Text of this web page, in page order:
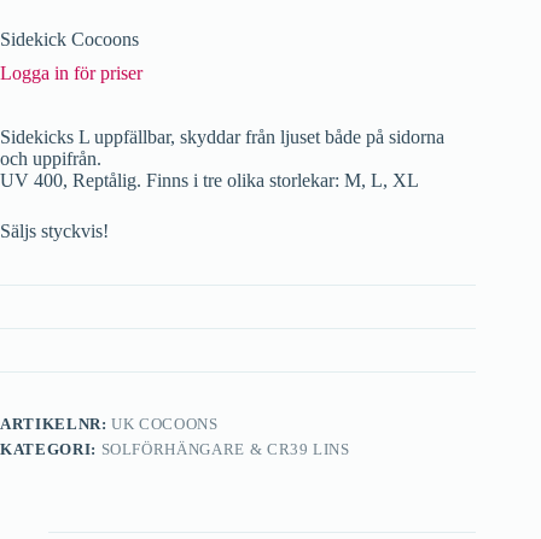
Sidekick Cocoons
Logga in för priser
Sidekicks L uppfällbar, skyddar från ljuset både på sidorna
och uppifrån.
UV 400, Reptålig. Finns i tre olika storlekar: M, L, XL
Säljs styckvis!
ARTIKELNR:UK COCOONS
KATEGORI: SOLFÖRHÄNGARE & CR39 LINS